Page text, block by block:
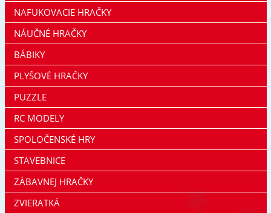
NAFUKOVACIE HRAČKY
NÁUČNÉ HRAČKY
BÁBIKY
PLYŠOVÉ HRAČKY
PUZZLE
RC MODELY
SPOLOČENSKÉ HRY
STAVEBNICE
ZÁBAVNEJ HRAČKY
ZVIERATKÁ